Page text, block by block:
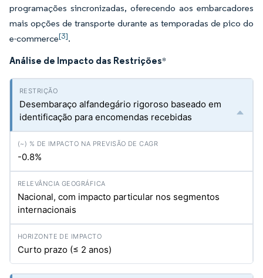
programações sincronizadas, oferecendo aos embarcadores
mais opções de transporte durante as temporadas de pico do
e-commerce[3].
Análise de Impacto das Restrições*
Desembaraço alfandegário rigoroso baseado em
identificação para encomendas recebidas
-0.8%
Nacional, com impacto particular nos segmentos
internacionais
Curto prazo (≤ 2 anos)